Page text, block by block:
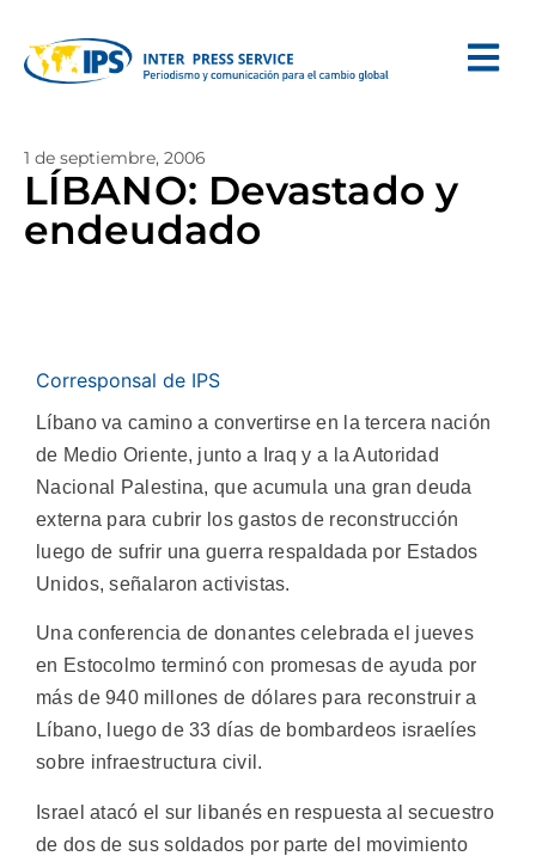
1 de septiembre, 2006
LÍBANO: Devastado y
endeudado
Corresponsal de IPS
Líbano va camino a convertirse en la tercera nación
de Medio Oriente, junto a Iraq y a la Autoridad
Nacional Palestina, que acumula una gran deuda
externa para cubrir los gastos de reconstrucción
luego de sufrir una guerra respaldada por Estados
Unidos, señalaron activistas.
Una conferencia de donantes celebrada el jueves
en Estocolmo terminó con promesas de ayuda por
más de 940 millones de dólares para reconstruir a
Líbano, luego de 33 días de bombardeos israelíes
sobre infraestructura civil.
Israel atacó el sur libanés en respuesta al secuestro
de dos de sus soldados por parte del movimiento